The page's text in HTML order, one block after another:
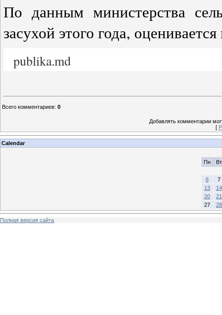
По данным министерства
засухой этого года,
publika.md
Всего комментариев: 0
Добавлять комментарии
[
Calendar
Пн
Вт
6
7
13
14
20
21
27
28
Полная версия сайта